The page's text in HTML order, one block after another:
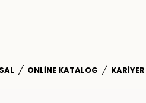
ONLINE KATALOG KARIYER